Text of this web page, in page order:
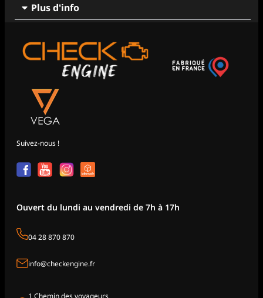
Plus d'info
Suivez-nous !
Ouvert du lundi au vendredi de 7h à 17h
04 28 870 870
info@checkengine.fr
1 Chemin des voyageurs